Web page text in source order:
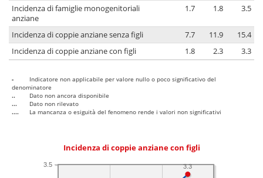
Incidenza di famiglie monogenitoriali
anziane
1.7 1.8 3.5
Incidenza di coppie anziane senza figli 7.7 11.9
15.4
Incidenza di coppie anziane con figli
1.8 2.3 3.3
-
Indicatore non applicabile per valore nullo o poco significativo del
denominatore
..
Dato non ancora disponibile
...
Dato non rilevato
....
La mancanza o esiguità del fenomeno rende i valori non significativi
Incidenza di coppie anziane con figli
3.5 3.3